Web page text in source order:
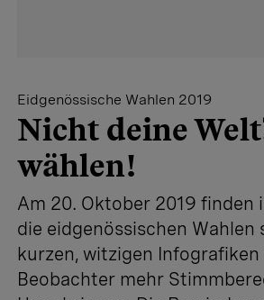
Eidgenössische Wahlen 2019
Nicht deine
wählen!
Am 20. Oktober 2019 finden
die eidgenössischen Wahlen
kurzen, witzigen
Beobachter mehr